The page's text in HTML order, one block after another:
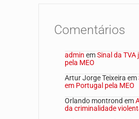
Comentários
admin emSinal da TVA
pela MEO
Artur Jorge Teixeira em
em Portugal pela MEO
Orlando montrond em
da criminalidade